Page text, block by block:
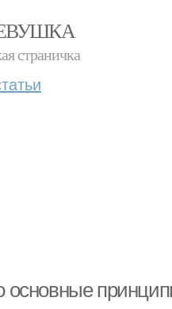
страничка
основные